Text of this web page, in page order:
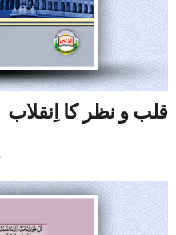
قلب و نظر کا اِنقلاب